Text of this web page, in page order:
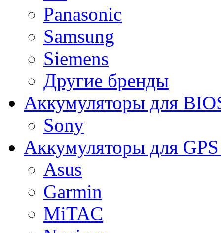
Panasonic
Samsung
Siemens
Другие бренды
Аккумуляторы для
Sony
Аккумуляторы для GPS
Asus
Garmin
MiTAC